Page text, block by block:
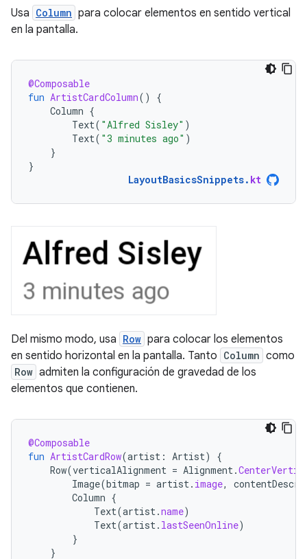
Usa Column para colocar elementos en sentido vertical
en la pantalla.
@Composable
fun ArtistCardColumn()
{
Column {
Text( "Alfred Sisley" )
Text( "3 minutes ago" )
}
}
LayoutBasicsSnippets. kt
Del mismo modo, usa Row para colocar los elementos
en sentido horizontal en la pantalla. Tanto Column como
Row admiten la configuración de gravedad de los
elementos que contienen.
@Composable
fun ArtistCardRow(artist : Artist)
{
Row(verticalAlignment = Alignment .
Image(bitmap = artist . image,
Column {
Text(artist .name)
Text(artist . lastSeenOnline)
}
}